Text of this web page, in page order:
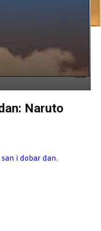
Naruto
i dobar dan.